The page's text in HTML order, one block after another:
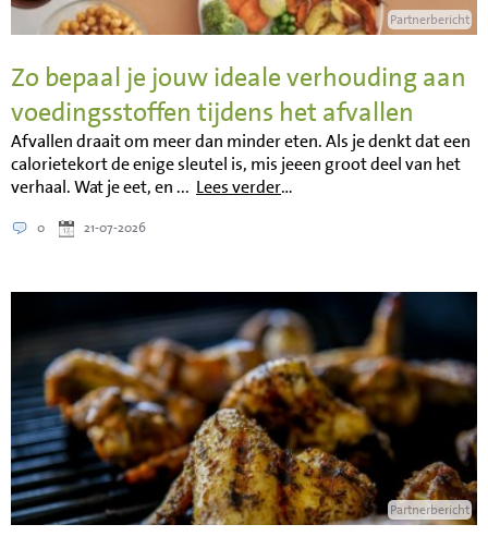
Partnerbericht
Zo bepaal je jouw ideale verhouding aan
voedingsstoffen tijdens het afvallen
Afvallen draait om meer dan minder eten. Als je denkt dat een
calorietekort de enige sleutel is, mis jeeen groot deel van het
verhaal. Wat je eet, en ... Lees verder…
0 21-07-2026
Partnerbericht